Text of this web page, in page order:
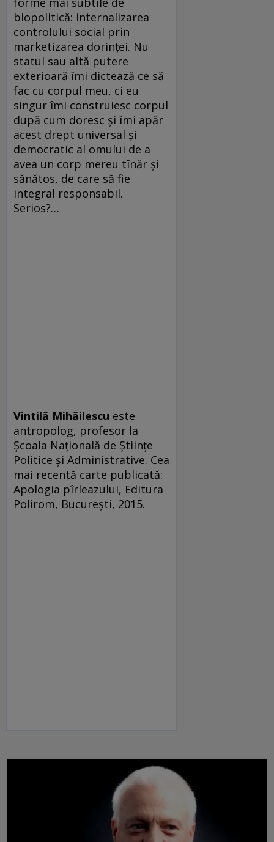
biopolitică: internalizarea
controlului social prin
marketizarea dorinței. Nu
statul sau altă putere
exterioară îmi dictează ce să
fac cu corpul meu, ci eu
singur îmi construiesc corpul
după cum doresc și îmi apăr
acest drept universal și
democratic al omului de a
avea un corp mereu tînăr și
sănătos, de care să fie
integral responsabil.
Serios?…
Vintilă Mihăilescu este
antropolog, pro­­fe­sor la
Școala Națională de Științe
Po­litice și Administrative. Cea
mai recentă carte publicată:
Apologia pîrleazului, Editura
Polirom, Bu­cu­rești, 2015.